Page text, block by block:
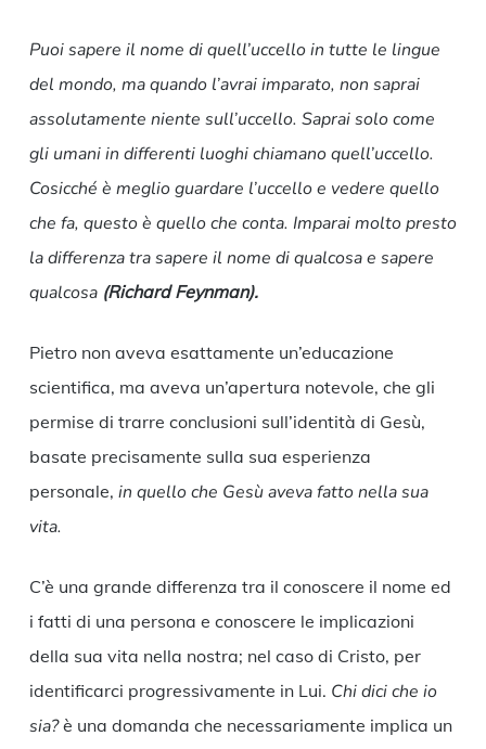
Puoi sapere il nome di quell’uccello in tutte le lingue
del mondo, ma quando l’avrai imparato, non saprai
assolutamente niente sull’uccello. Saprai solo come
gli umani in differenti luoghi chiamano quell’uccello.
Cosicché è meglio guardare l’uccello e vedere quello
che fa, questo è quello che conta. Imparai molto presto
la differenza tra sapere il nome di qualcosa e sapere
qualcosa (Richard Feynman).
Pietro non aveva esattamente un’educazione
scientifica, ma aveva un’apertura notevole, che gli
permise di trarre conclusioni sull’identità di Gesù,
basate precisamente sulla sua esperienza
personale, in quello che Gesù aveva fatto nella sua
vita.
C’è una grande differenza tra il conoscere il nome ed
i fatti di una persona e conoscere le implicazioni
della sua vita nella nostra; nel caso di Cristo, per
identificarci progressivamente in Lui. Chi dici che io
sia?è una domanda che necessariamente implica un